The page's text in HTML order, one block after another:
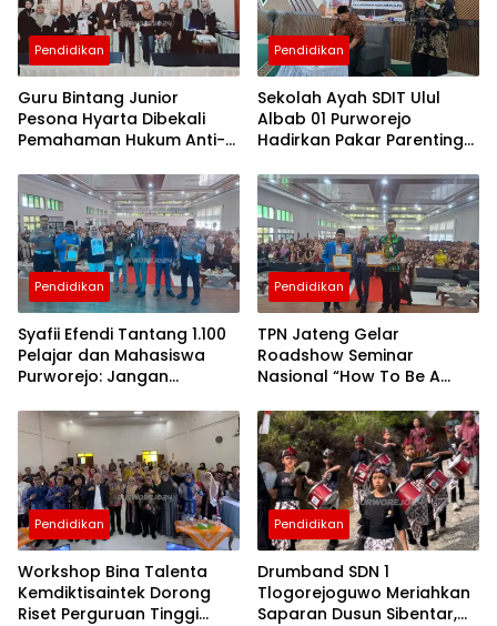
Purworejo
Terkini
berita
terkini
purworejo
Pendidikan
Guru Bintang Junior
Pesona Hyarta Dibekali
Pemahaman Hukum Anti-
Jadi Ruang Aman bagi
Siswa
Pendidikan
Sekolah Ayah SDIT Ulul
Albab 01 Purworejo
Hadirkan Pakar Parenting
Ayah dalam Membentuk
Karakter Anak
Pendidikan
Syafii Efendi Tantang 1.100
Pelajar dan Mahasiswa
Purworejo: Jangan
Beranilah Jadi Pemilik
Usaha
Pendidikan
TPN Jateng Gelar
Roadshow Seminar
Nasional “How To Be A
Ribuan Guru di Purworejo
Pendidikan
Workshop Bina Talenta
Kemdiktisaintek Dorong
Riset Perguruan Tinggi
Pendidikan
Drumband SDN 1
Tlogorejoguwo Meriahkan
Saparan Dusun Sibentar,